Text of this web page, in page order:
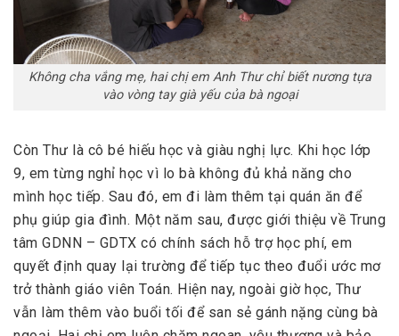
Không cha vắng mẹ, hai chị em Anh Thư chỉ biết nương tựa
vào vòng tay già yếu của bà ngoại
Còn Thư là cô bé hiếu học và giàu nghị lực. Khi học lớp
9, em từng nghỉ học vì lo bà không đủ khả năng cho
mình học tiếp. Sau đó, em đi làm thêm tại quán ăn để
phụ giúp gia đình. Một năm sau, được giới thiệu về Trung
tâm GDNN – GDTX có chính sách hỗ trợ học phí, em
quyết định quay lại trường để tiếp tục theo đuổi ước mơ
trở thành giáo viên Toán. Hiện nay, ngoài giờ học, Thư
vẫn làm thêm vào buổi tối để san sẻ gánh nặng cùng bà